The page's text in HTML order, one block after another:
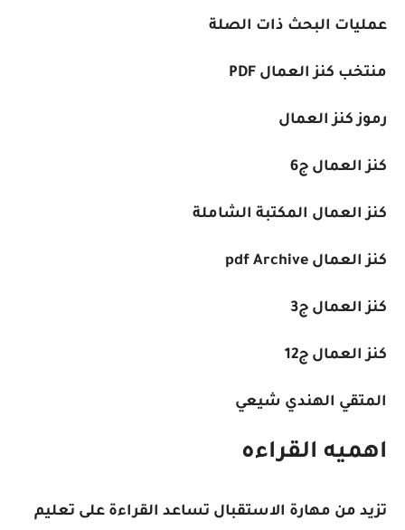
عمليات البحث ذات الصلة
منتخب كنز العمال PDF
رموز كنز العمال
كنز العمال ج6
كنز العمال المكتبة الشاملة
كنز العمال pdf Archive
كنز العمال ج3
كنز العمال ج12
المتقي الهندي شيعي
اهميه القراءه
تزيد من مهارة الاستقبال تساعد القراءة على تعليم